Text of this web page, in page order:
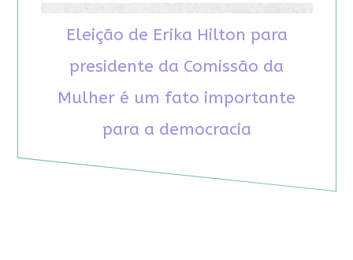
Eleição de Erika Hilton para
presidente da Comissão da
Mulher é um fato importante
para a democracia